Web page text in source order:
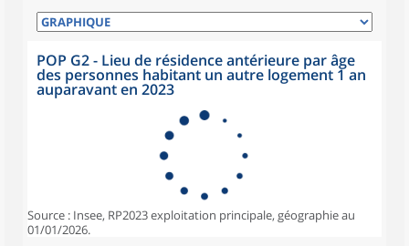
POP G2 - Lieu de résidence antérieure par âge
des personnes habitant un autre logement 1 an
auparavant en 2023
Source : Insee, RP2023 exploitation principale, géographie au
01/01/2026.